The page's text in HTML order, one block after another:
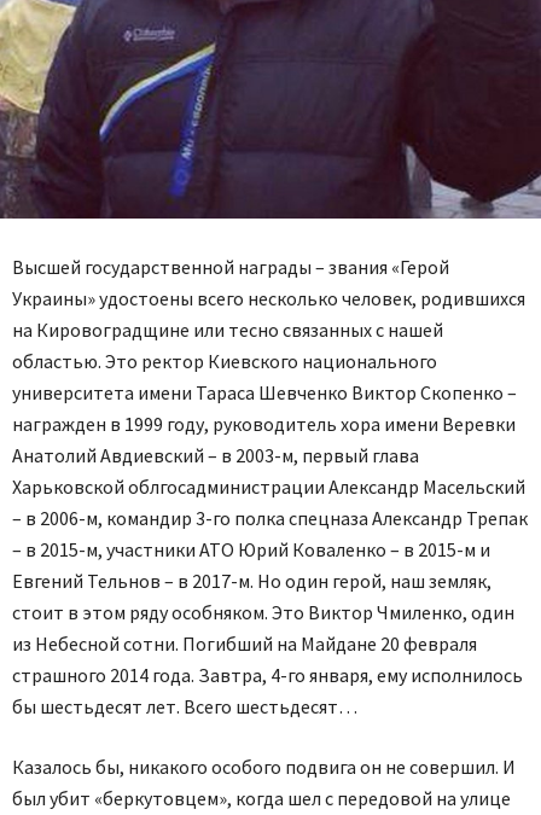
Высшей государственной награды – звания «Герой
Украины» удостоены всего несколько человек, родившихся
на Кировоградщине или тесно связанных с нашей
областью. Это ректор Киевского национального
университета имени Тараса Шевченко Виктор Скопенко –
награжден в 1999 году, руководитель хора имени Веревки
Анатолий Авдиевский – в 2003-м, первый глава
Харьковской облгосадминистрации Александр Масельский
– в 2006-м, командир 3-го полка спецназа Александр Трепак
– в 2015-м, участники АТО Юрий Коваленко – в 2015-м и
Евгений Тельнов – в 2017-м. Но один герой, наш земляк,
стоит в этом ряду особняком. Это Виктор Чмиленко, один
из Небесной сотни. Погибший на Майдане 20 февраля
страшного 2014 года. Завтра, 4-го января, ему исполнилось
бы шестьдесят лет. Всего шестьдесят…
Казалось бы, никакого особого подвига он не совершил. И
был убит «беркутовцем», когда шел с передовой на улице